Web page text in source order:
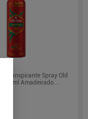
Spray Old
150ml Amadeirado